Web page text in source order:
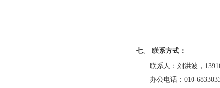
七、 联系方式：
联系人：刘洪波，
办公电话：010-